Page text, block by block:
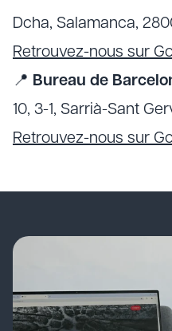
Dcha, Salamanca,
Retrouvez-nous sur
📍 Bureau de
10, 3-1, Sarrià-Sant
Retrouvez-nous sur